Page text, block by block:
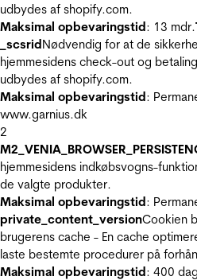
udbydes af shopify.com.
Maksimal opbevaringstid: 13 mdr.
_scsridNødvendig for at de
hjemmesidens check-out og
udbydes af shopify.com.
Maksimal opbevaringstid:
www.garnius.dk
2
hjemmesidens indkøbsvogns-
de valgte produkter.
Maksimal opbevaringstid:
private_content_versionCookien
brugerens cache - En cache
laste bestemte procedurer på
Maksimal opbevaringstid: 400